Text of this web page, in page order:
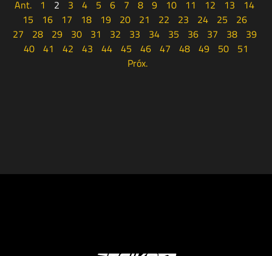
Ant. 1 2 3 4 5 6 7 8 9 10 11 12 13
14
15
16 17 18 19 20 21 22 23 24 25
26
27
28 29 30 31 32 33 34 35 36 37 38
39
40 41 42 43 44 45 46 47 48 49 50
51
Próx.